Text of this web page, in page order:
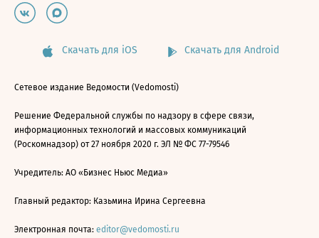
Скачать для iOS Скачать для Android
Сетевое издание Ведомости (Vedomosti)
Решение Федеральной службы по надзору в сфере связи,
информационных технологий и массовых коммуникаций
(Роскомнадзор) от 27 ноября 2020 г. ЭЛ № ФС 77-79546
Учредитель: АО «Бизнес Ньюс Медиа»
Главный редактор: Казьмина Ирина Сергеевна
Электронная почта: editor@vedomosti.ru